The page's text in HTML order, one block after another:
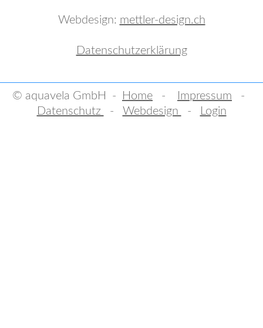
Webdesign: mettler-design.ch
Datenschutzerklärung
© aquavela GmbH - Home - Impressum -
Datenschutz
- Webdesign - Login